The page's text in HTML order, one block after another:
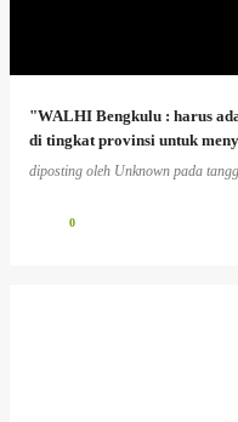
"WALHI Bengkulu : harus
di tingkat provinsi untuk
diposting oleh Unknown pada
0